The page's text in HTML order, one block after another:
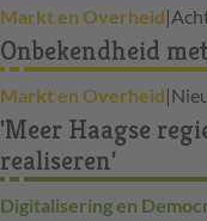
Markt en Overheid|
Onbekendheid
Markt en Overheid|
'Meer Haagse
realiseren'
Digitalisering en